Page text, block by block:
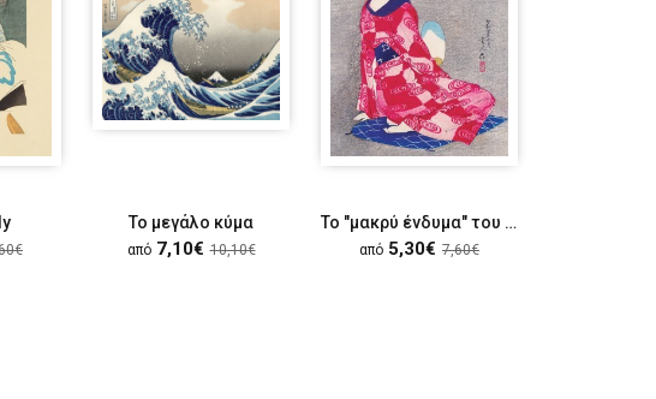
Το μεγάλο κύμα
από 7,10€ 10,10€
Το "μακρύ ένδυμα" του Kotondo
από 5,30€ 7,60€